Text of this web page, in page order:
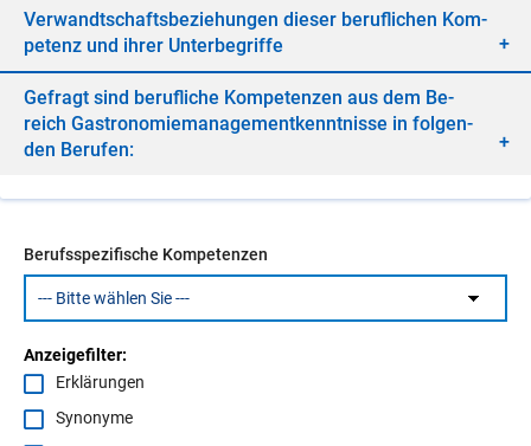
Ver­wandt­schafts­be­zie­hun­gen die­ser be­ruf­li­chen Kom­
pe­tenz und ih­rer Un­ter­be­grif­fe
Ge­fragt sind be­ruf­li­che Kom­pe­ten­zen aus dem Be­
reich Gas­tro­no­mie­ma­nage­ment­kennt­nis­se in fol­gen­
den Be­ru­fen:
Berufsspezifische Kompetenzen
Anzeigefilter:
Erklärungen
Synonyme